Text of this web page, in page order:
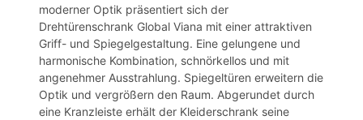
moderner Optik präsentiert sich der
Drehtürenschrank Global Viana mit einer attraktiven
Griff- und Spiegelgestaltung. Eine gelungene und
harmonische Kombination, schnörkellos und mit
angenehmer Ausstrahlung. Spiegeltüren erweitern die
Optik und vergrößern den Raum. Abgerundet durch
eine Kranzleiste erhält der Kleiderschrank seine